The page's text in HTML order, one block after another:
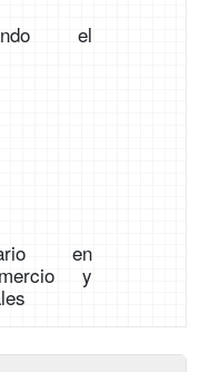
el
en
y